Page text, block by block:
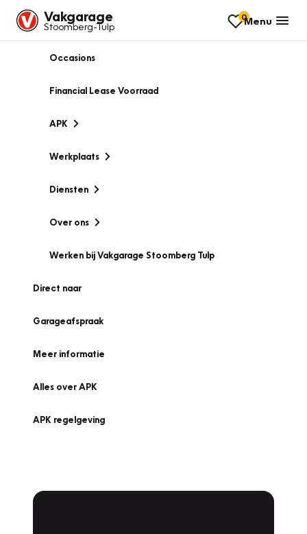
Vakgarage
Stoomberg-Tulp
0Menu
Occasions
Financial Lease Voorraad
APK
Werkplaats
Diensten
Over ons
Werken bij Vakgarage Stoomberg Tulp
Direct naar
Garageafspraak
Meer informatie
Alles over APK
APK regelgeving